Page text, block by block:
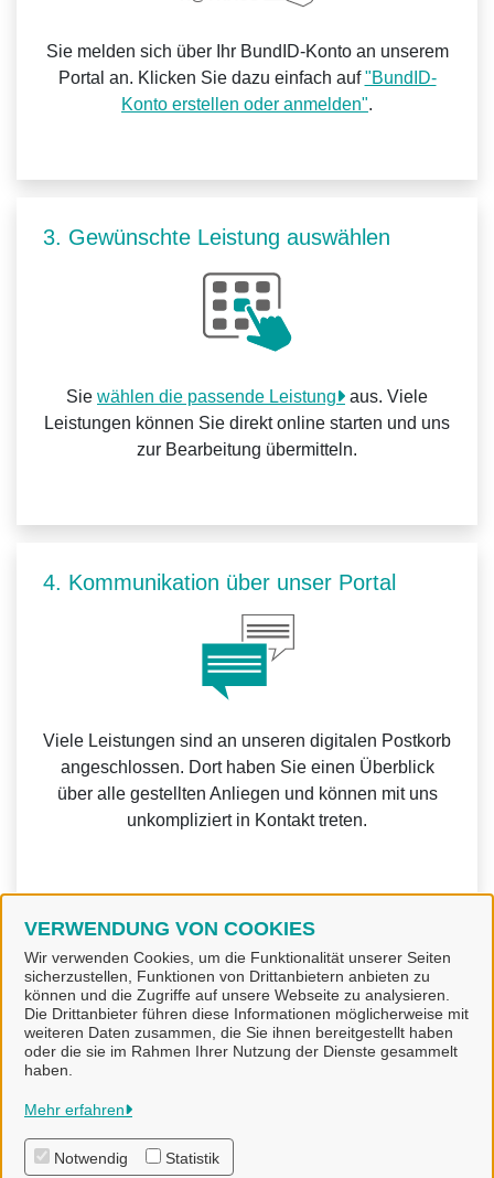
VERWENDUNG VON COOKIES
Wir verwenden Cookies, um die Funktionalität unserer Seiten
sicherzustellen, Funktionen von Drittanbietern anbieten zu
können und die Zugriffe auf unsere Webseite zu analysieren.
Die Drittanbieter führen diese Informationen möglicherweise mit
weiteren Daten zusammen, die Sie ihnen bereitgestellt haben
oder die sie im Rahmen Ihrer Nutzung der Dienste gesammelt
haben.
Mehr erfahren
Notwendig Statistik
Sie melden sich über Ihr BundID-Konto an unserem
Portal an. Klicken Sie dazu einfach auf"BundID-
Konto erstellen oder anmelden".
3. Gewünschte Leistung auswählen
Sie wählen die passende Leistung
aus. Viele
Leistungen können Sie direkt online starten und uns
zur Bearbeitung übermitteln.
4. Kommunikation über unser Portal
Viele Leistungen sind an unseren digitalen Postkorb
angeschlossen. Dort haben Sie einen Überblick
über alle gestellten Anliegen und können mit uns
unkompliziert in Kontakt treten.
Weitere Informationen zur BundID finden Sie auf der
FAQ-Seite des Bundes.
Stadt Alfeld (Leine)
Alle Rechte vorbehalten